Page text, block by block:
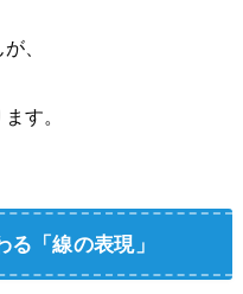
、
す。
「線の表現」